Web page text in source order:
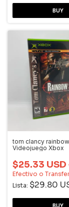
tom clancy
Videojuego Xbox
$25.33 USD
Efectivo o
Lista: $29.80